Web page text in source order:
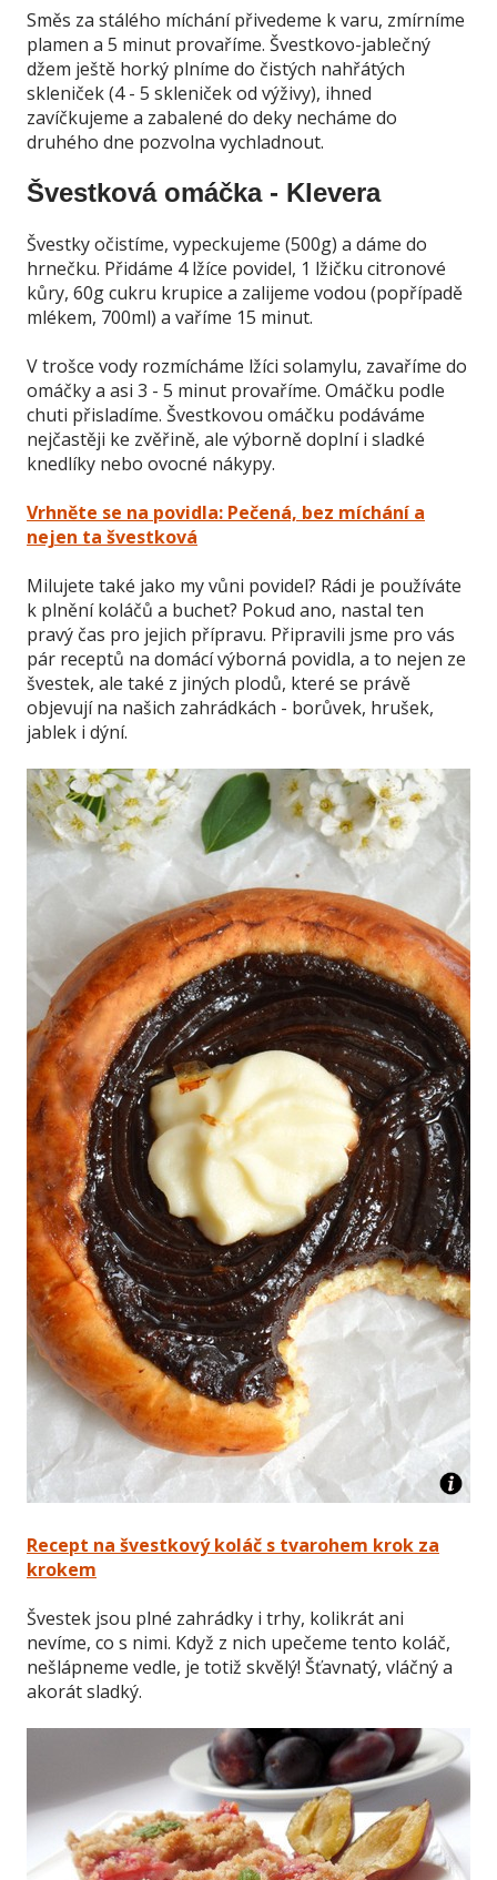
Směs za stálého míchání přivedeme k varu, zmírníme
plamen a 5 minut provaříme. Švestkovo-jablečný
džem ještě horký plníme do čistých nahřátých
skleniček (4 - 5 skleniček od výživy), ihned
zavíčkujeme a zabalené do deky necháme do
druhého dne pozvolna vychladnout.
Švestková omáčka - Klevera
Švestky očistíme, vypeckujeme (500g) a dáme do
hrnečku. Přidáme 4 lžíce povidel, 1 lžičku citronové
kůry, 60g cukru krupice a zalijeme vodou (popřípadě
mlékem, 700ml) a vaříme 15 minut.
V trošce vody rozmícháme lžíci solamylu, zavaříme do
omáčky a asi 3 - 5 minut provaříme. Omáčku podle
chuti přisladíme. Švestkovou omáčku podáváme
nejčastěji ke zvěřině, ale výborně doplní i sladké
knedlíky nebo ovocné nákypy.
Vrhněte se na povidla: Pečená, bez míchání a
nejen ta švestková
Milujete také jako my vůni povidel? Rádi je používáte
k plnění koláčů a buchet? Pokud ano, nastal ten
pravý čas pro jejich přípravu. Připravili jsme pro vás
pár receptů na domácí výborná povidla, a to nejen ze
švestek, ale také z jiných plodů, které se právě
objevují na našich zahrádkách - borůvek, hrušek,
jablek i dýní.
Recept na švestkový koláč s tvarohem krok za
krokem
Švestek jsou plné zahrádky i trhy, kolikrát ani
nevíme, co s nimi. Když z nich upečeme tento koláč,
nešlápneme vedle, je totiž skvělý! Šťavnatý, vláčný a
akorát sladký.